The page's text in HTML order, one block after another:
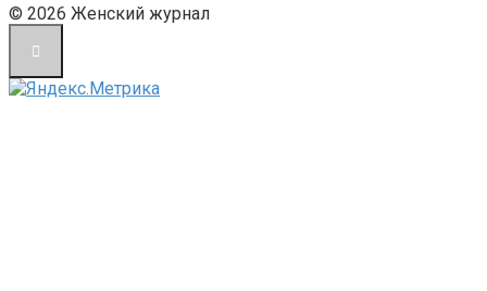
© 2026 Женский журнал